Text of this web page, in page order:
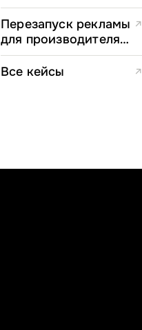
для Mindbox
Перезапуск рекламы
для производителя
пластиковых карт
↗
Все кейсы ↗